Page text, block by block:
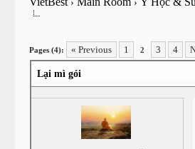
› ›
Pages (4): « Previous 1 2 3 4
Lại mì gói